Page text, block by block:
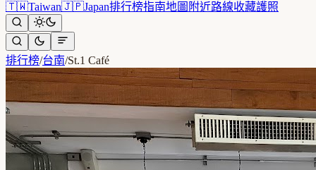
🇹🇼Taiwan🇯🇵Japan排行榜指南地圖 附近路線收藏護照
排行榜/台南/St.1 Café